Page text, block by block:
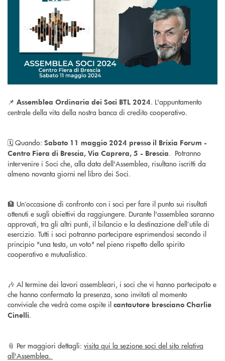
📌 Assemblea Ordinaria dei Soci BTL 2024. L'appuntamento
centrale della vita della nostra banca di credito cooperativo.
🗓️ Quando: Sabato 11 maggio 2024 presso il Brixia Forum -
Centro Fiera di Brescia, Via Caprera, 5 - Brescia. Potranno
intervenire i Soci che, alla data dell'Assemblea, risultano iscritti da
almeno novanta giorni nel libro dei Soci.
🏦 Un’occasione di confronto con i soci per fare il punto sui risultati
ottenuti e sugli obiettivi da raggiungere. Durante l'assemblea saranno
approvati, tra gli altri punti, il bilancio e la destinazione dell’utile di
esercizio. Tutti i soci potranno partecipare esprimendosi secondo il
principio "una testa, un voto" nel pieno rispetto dello spirito
cooperativo e mutualistico.
🎶 Al termine dei lavori assembleari, i soci che vi hanno partecipato e
che hanno confermato la presenza, sono invitati al momento
conviviale che vedrà come ospite il cantautore bresciano Charlie
Cinelli.
📎 Per maggiori dettagli: visita qui la sezione soci del sito relativa
all'Assemblea.